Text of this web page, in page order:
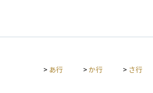
> あ行 >か行 > さ行